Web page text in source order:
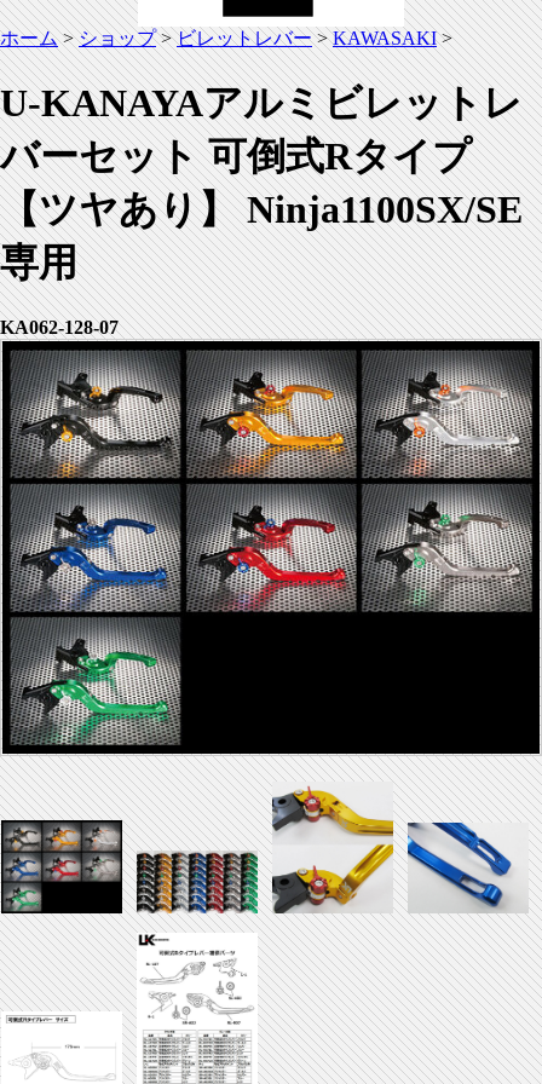
ホーム>ショップ>ビレットレバー>KAWASAKI>
U-KANAYAアルミビレットレ
バーセット 可倒式Rタイプ
【ツヤあり】 Ninja1100SX/SE
専用
KA062-128-07